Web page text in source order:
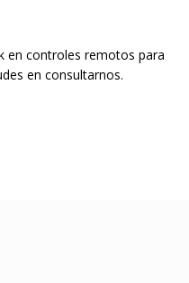
en controles remotos para
en consultarnos.